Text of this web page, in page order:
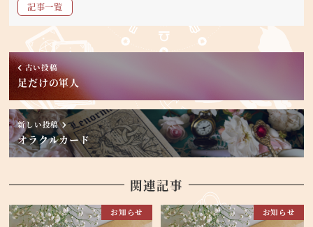
記事一覧
古い投稿
足だけの軍人
新しい投稿
オラクルカード
関連記事
お知らせ お知らせ